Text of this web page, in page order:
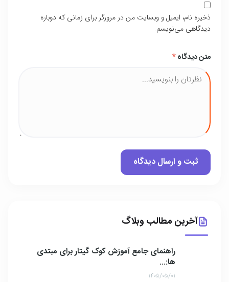
ذخیره نام، ایمیل و وبسایت من در مرورگر برای زمانی که دوباره
دیدگاهی می‌نویسم.
متن دیدگاه*
آخرین مطالب وبلاگ
راهنمای جامع آموزش کوک گیتار برای مبتدی
ها:...
۱۴۰۵/۰۵/۰۱